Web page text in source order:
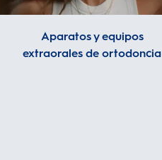
Aparatos y equipos
extraorales de ortodoncia